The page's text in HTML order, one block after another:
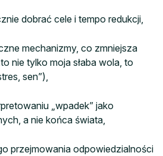
dobrać cele i tempo redukcji,
mechanizmy, co zmniejsza
nie tylko moja słaba wola, to
sen”),
„wpadek” jako
a nie końca świata,
przejmowania odpowiedzialności